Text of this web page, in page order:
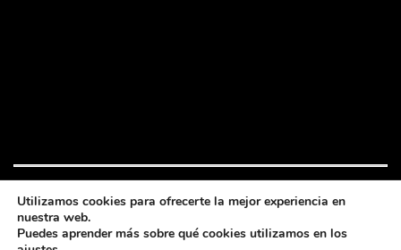
Utilizamos cookies para ofrecerte la mejor experiencia en
nuestra web.
Puedes aprender más sobre qué cookies utilizamos en los
2026 © Todos los derechos reservados